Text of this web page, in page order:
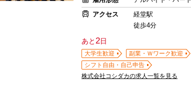
アクセス
経堂駅
徒歩4分
あと2日
大学生歓迎 副業・Ｗワーク歓迎
シフト自由・自己申告
株式会社コシダカの求人一覧を見る